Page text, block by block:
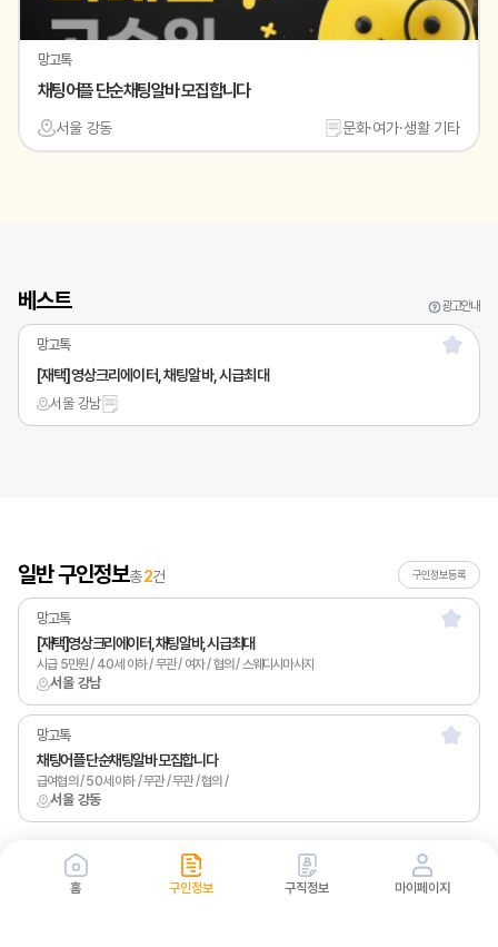
망고톡
채팅어플 단순채팅알바 모집합니다
서울 강동 문화·여가·생활 기타
베스트 광고안내
망고톡
[재택]영상크리에이터, 채팅알바, 시급최대
서울 강남
일반 구인정보총2건 구인정보등록
서울 강남
망고톡
[재택]영상크리에이터, 채팅알바, 시급최대
시급 5만원 / 40세 이하 / 무관 / 여자 / 협의 / 스웨디시마사지
서울 강동
망고톡
채팅어플 단순채팅알바 모집합니다
급여협의 / 50세 이하 / 무관 / 무관 / 협의 /
홈 구인정보 구직정보 마이페이지